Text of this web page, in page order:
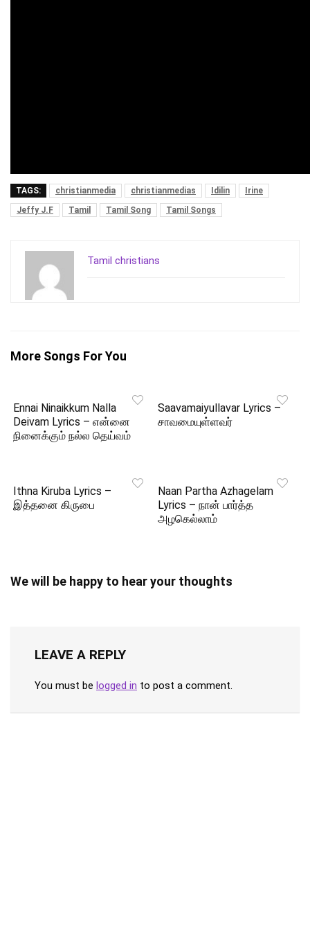
TAGS: christianmedia christianmedias Idilin
Irine
Jeffy J.F
Tamil Tamil Song Tamil Songs
Tamil christians
More Songs For You
Ennai Ninaikkum Nalla
Deivam Lyrics – என்னை
நினைக்கும் நல்ல தெய்வம்
Saavamaiyullavar Lyrics –
சாவமையுள்ளவர்
Ithna Kiruba Lyrics –
இத்தனை கிருபை
Naan Partha Azhagelam
Lyrics – நான் பார்த்த
அழகெல்லாம்
We will be happy to hear your thoughts
LEAVE A REPLY
You must be logged in to post a comment.